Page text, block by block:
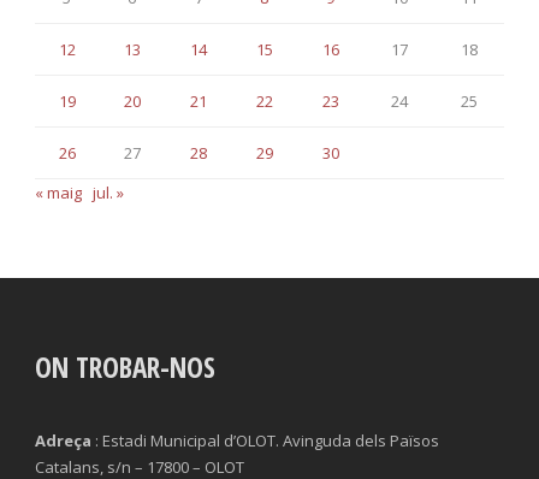
12 13 14 15 16 17 18
19 20 21 22 23 24 25
26 27 28 29
30
« maig jul. »
ON TROBAR-NOS
Adreça : Estadi Municipal d’OLOT. Avinguda dels Països
Catalans, s/n – 17800 – OLOT